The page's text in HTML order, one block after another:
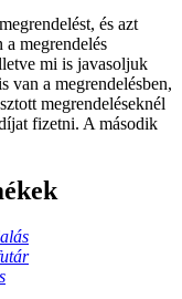
és azt
megrendelés
mi is javasoljuk
van a megrendelésben,
megrendeléseknél
fizetni. A második